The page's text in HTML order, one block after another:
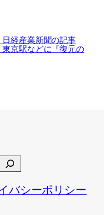
経産業新聞の記事
京駅などに『復元の
バシーポリシー